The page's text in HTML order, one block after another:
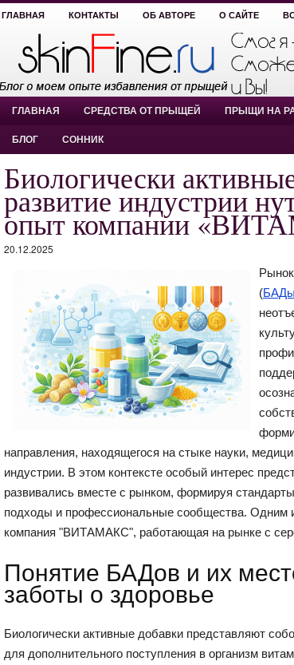
ГЛАВНАЯ КОНТАКТЫ ОБ АВТОРЕ О САЙТЕ
ГЛАВНАЯ СРЕДСТВА ОТ ПРЫЩЕЙ ПРЫЩИ НА
БЛОГ СОННИК
Биологически
развитие индустрии
опыт компании
20.12.2025
(БАДы
направления, находящегося на стыке науки,
индустрии. В этом контексте особый интерес
развивались вместе с рынком, формируя
подходы и профессиональные сообщества. Одним
компания "ВИТАМАКС", работающая на рынке с
Понятие БАДов и их
заботы о здоровье
Биологически активные добавки представляют
для дополнительного поступления в организм